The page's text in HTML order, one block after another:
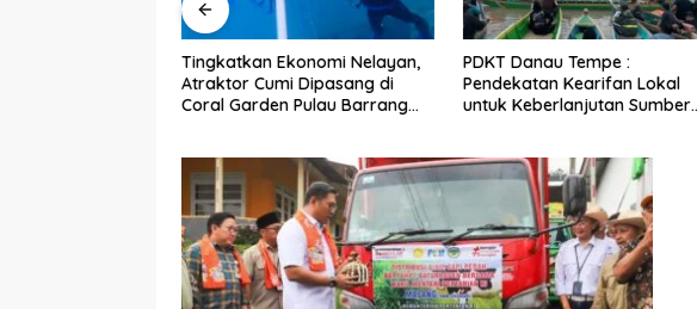
PDKT Danau Tempe :
Pendekatan Kearifan Lokal
untuk Keberlanjutan Sumber
Cara Mengatasi Penyakit PMK
pada Sapi Perah Secara Alami
dan Medis